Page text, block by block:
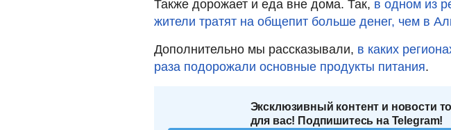
Также дорожает и еда вне дома. Так, в одном из
жители тратят на общепит больше денег, чем в
Дополнительно мы рассказывали, в каких
раза подорожали основные продукты питания.
Эксклюзивный контент и новости
для вас! Подпишитесь на Telegram!